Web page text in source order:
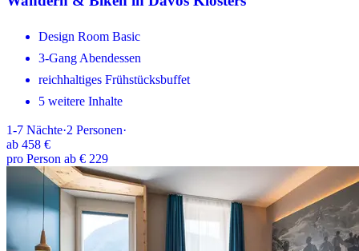
Design Room Basic
3-Gang Abendessen
reichhaltiges Frühstücksbuffet
5 weitere Inhalte
1-7 Nächte·2 Personen·
ab 458 €
pro Person ab € 229